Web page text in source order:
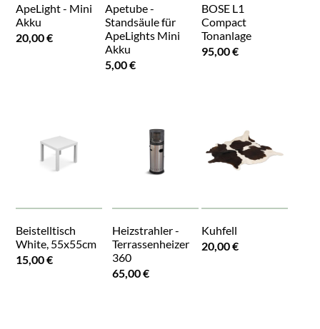
ApeLight - Mini
Akku
20,00 €
Apetube -
Standsäule für
ApeLights Mini
Akku
5,00 €
BOSE L1
Compact
Tonanlage
95,00 €
Beistelltisch
White, 55x55cm
15,00 €
Heizstrahler -
Terrassenheizer
360
65,00 €
Kuhfell
20,00 €